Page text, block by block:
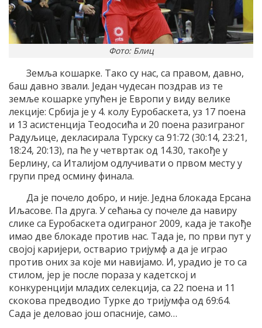
Фото: Блиц
Земља кошарке. Тако су нас, са правом, давно,
баш давно звали. Један чудесан поздрав из те
земље кошарке упућен је Европи у виду велике
лекције: Србија је у 4. колу Еуробаскета, уз 17 поена
и 13 асистенција Теодосића и 20 поена разиграног
Радуљице, декласирала Турску са 91:72 (30:14, 23:21,
18:24, 20:13), па ће у четвртак од 14.30, такође у
Берлину, са Италијом одлучивати о првом месту у
групи пред осмину финала.
Да је почело добро, и није. Једна блокада Ерсана
Иљасове. Па друга. У сећања су почеле да навиру
слике са Еуробаскета одиграног 2009, када је такође
имао две блокаде против нас. Тада је, по први пут у
својој каријери, остварио тријумф а да је играо
против оних за које ми навијамо. И, урадио је то са
стилом, јер је после пораза у кадетској и
конкуренцији младих селекција, са 22 поена и 11
скокова предводио Турке до тријумфа од 69:64.
Сада је деловао још опасније, само…